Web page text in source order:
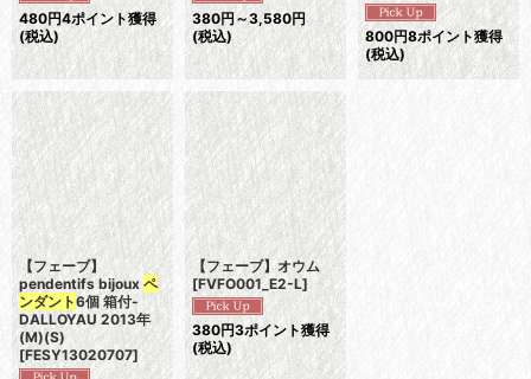
480円4ポイント獲得
(税込)
380円 ～3,580円
(税込)
800円8ポイント獲得
(税込)
【フェーブ】
pendentifs bijoux ペ
ンダント6個 箱付-
DALLOYAU 2013年
(M)(S)
[FESY13020707]
【フェーブ】オウム
[FVFO001_E2-L]
380円3ポイント獲得
(税込)